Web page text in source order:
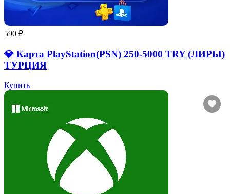
590 ₽
💎 Карта PlayStation(PSN) 250-5000 TRY (ЛИРЫ)
ТУРЦИЯ
Купить